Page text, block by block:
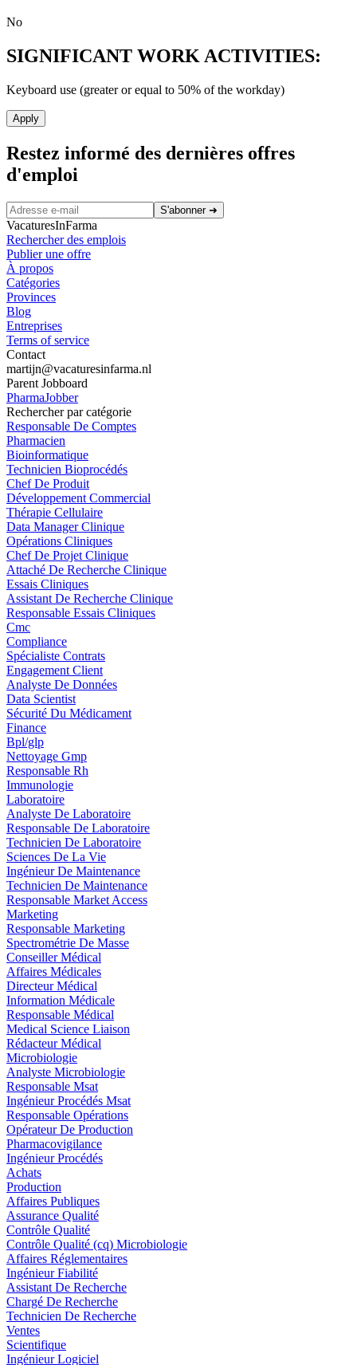
No
SIGNIFICANT WORK ACTIVITIES:
Keyboard use (greater or equal to 50% of the workday)
Apply
Restez informé des dernières offres
d'emploi
S'abonner ➜
VacaturesInFarma
Rechercher des emplois
Publier une offre
À propos
Catégories
Provinces
Blog
Entreprises
Terms of service
Contact
martijn@vacaturesinfarma.nl
Parent Jobboard
PharmaJobber
Rechercher par catégorie
Responsable De Comptes
Pharmacien
Bioinformatique
Technicien Bioprocédés
Chef De Produit
Développement Commercial
Thérapie Cellulaire
Data Manager Clinique
Opérations Cliniques
Chef De Projet Clinique
Attaché De Recherche Clinique
Essais Cliniques
Assistant De Recherche Clinique
Responsable Essais Cliniques
Cmc
Compliance
Spécialiste Contrats
Engagement Client
Analyste De Données
Data Scientist
Sécurité Du Médicament
Finance
Bpl/glp
Nettoyage Gmp
Responsable Rh
Immunologie
Laboratoire
Analyste De Laboratoire
Responsable De Laboratoire
Technicien De Laboratoire
Sciences De La Vie
Ingénieur De Maintenance
Technicien De Maintenance
Responsable Market Access
Marketing
Responsable Marketing
Spectrométrie De Masse
Conseiller Médical
Affaires Médicales
Directeur Médical
Information Médicale
Responsable Médical
Medical Science Liaison
Rédacteur Médical
Microbiologie
Analyste Microbiologie
Responsable Msat
Ingénieur Procédés Msat
Responsable Opérations
Opérateur De Production
Pharmacovigilance
Ingénieur Procédés
Achats
Production
Affaires Publiques
Assurance Qualité
Contrôle Qualité
Contrôle Qualité (cq) Microbiologie
Affaires Réglementaires
Ingénieur Fiabilité
Assistant De Recherche
Chargé De Recherche
Technicien De Recherche
Ventes
Scientifique
Ingénieur Logiciel